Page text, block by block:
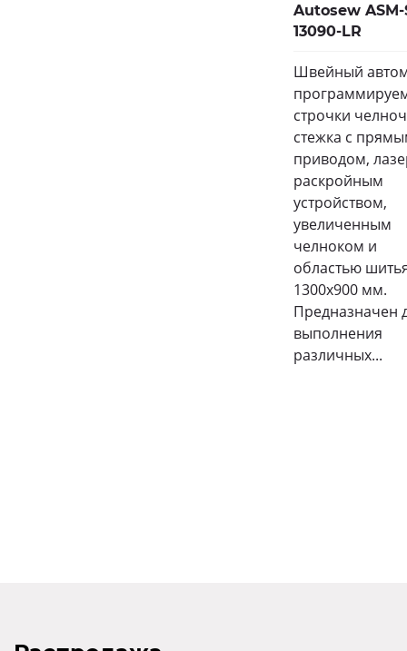
Autosew ASM-
13090-LR
Швейный
строчки
стежка с
приводом,
раскройным
устройством,
увеличенным
челноком и
областью
1300х900 мм.
Предназначен
выполнения
различных...